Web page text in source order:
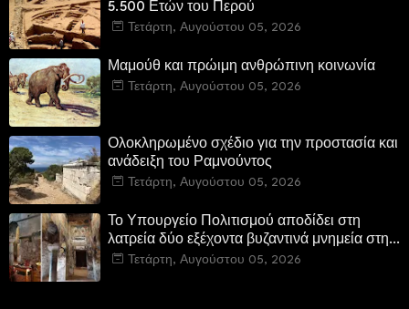
5.500 Ετών του Περού
Τετάρτη, Αυγούστου 05, 2026
Μαμούθ και πρώιμη ανθρώπινη κοινωνία
Τετάρτη, Αυγούστου 05, 2026
Ολοκληρωμένο σχέδιο για την προστασία και
ανάδειξη του Ραμνούντος
Τετάρτη, Αυγούστου 05, 2026
Το Υπουργείο Πολιτισμού αποδίδει στη
λατρεία δύο εξέχοντα βυζαντινά μνημεία στην
Καστοριά και έπεται το αποκαταστημένο
Τετάρτη, Αυγούστου 05, 2026